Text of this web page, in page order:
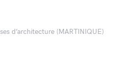
d’architecture (MARTINIQUE)